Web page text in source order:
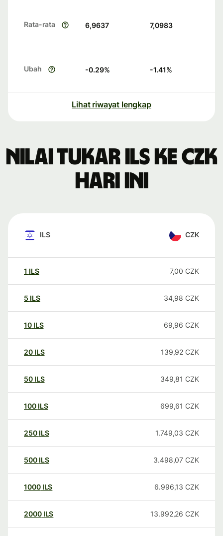
Rata-rata 6,9637 7,0983
Ubah -0.29% -1.41%
Lihat riwayat lengkap
Nilai tukar ILS ke CZK
hari ini
ILS CZK
1 ILS 7,00 CZK
5 ILS 34,98 CZK
10 ILS 69,96 CZK
20 ILS 139,92 CZK
50 ILS 349,81 CZK
100 ILS 699,61 CZK
250 ILS 1.749,03 CZK
500 ILS 3.498,07 CZK
1000 ILS 6.996,13 CZK
2000 ILS 13.992,26 CZK